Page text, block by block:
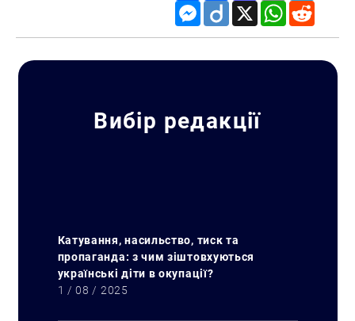
Messenger
Diigo X WhatsApp
Вибір редакції
Катування, насильство, тиск та
пропаганда: з чим зіштовхуються
українські діти в окупації?
1 / 08 / 2025